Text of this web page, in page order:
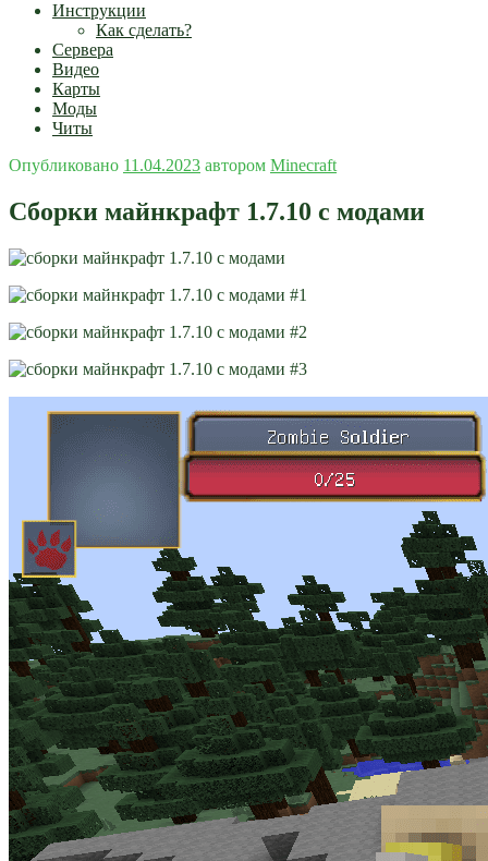
Инструкции
Как сделать?
Сервера
Видео
Карты
Моды
Читы
Опубликовано 11.04.2023 автором Minecraft
Сборки майнкрафт 1.7.10 с модами